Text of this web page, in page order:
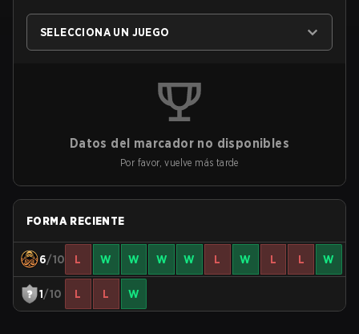
SELECCIONA UN JUEGO
Datos del marcador no disponibles
Por favor, vuelve más tarde
FORMA RECIENTE
6/10 L W W W W L W L L W
1/10 L L W